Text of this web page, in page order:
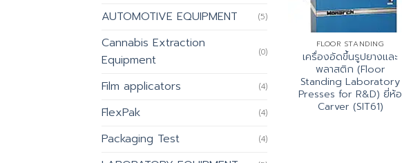
AUTOMOTIVE EQUIPMENT (5)
Cannabis Extraction
Equipment
(0)
Film applicators (4)
FlexPak (4)
Packaging Test (4)
FLOOR STANDING
เครื่องอัดขึ้นรูปยางและ
พลาสติก (Floor
Standing Laboratory
Presses for R&D) ยี่ห้อ
Carver (SIT61)